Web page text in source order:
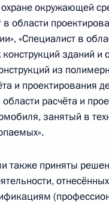
совета по
совета по
окружающей
в области
«Специалист в
зданий и
из
и проектирования
расчёта и
занятый в
также приняты